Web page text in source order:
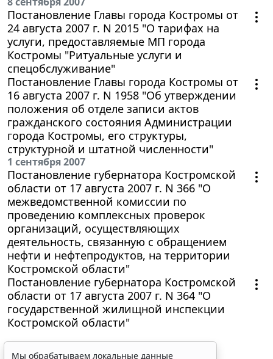
Постановление Главы города Костромы от
24 августа 2007 г. N 2015 "О тарифах на
услуги, предоставляемые МП города
Костромы "Ритуальные услуги и
спецобслуживание"
Постановление Главы города Костромы от
16 августа 2007 г. N 1958 "Об утверждении
положения об отделе записи актов
гражданского состояния Администрации
города Костромы, его структуры,
структурной и штатной численности"
1 сентября 2007
Постановление губернатора Костромской
области от 17 августа 2007 г. N 366 "О
межведомственной комиссии по
проведению комплексных проверок
организаций, осуществляющих
деятельность, связанную с обращением
нефти и нефтепродуктов, на территории
Костромской области"
Постановление губернатора Костромской
области от 17 августа 2007 г. N 364 "О
государственной жилищной инспекции
Костромской области"
Мы обрабатываем локальные данные